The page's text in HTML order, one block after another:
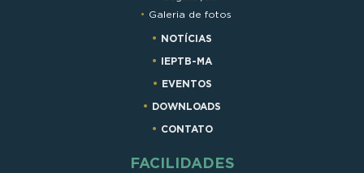
Galeria de fotos
NOTÍCIAS
IEPTB-MA
EVENTOS
DOWNLOADS
CONTATO
FACILIDADES